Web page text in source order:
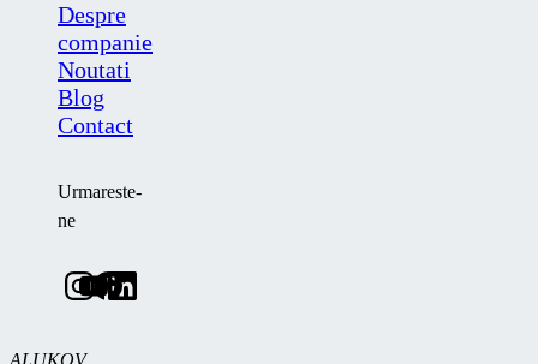
Despre
companie
Noutati
Blog
Contact
Urmareste-
ne